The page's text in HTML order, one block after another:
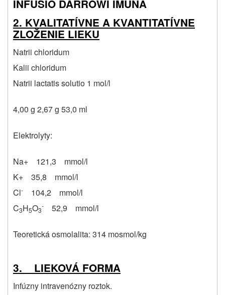
INFUSIO DARROWI IMUNA
2. KVALITATÍVNE A KVANTITATÍVNE
ZLOŽENIE LIEKU
Natrii chloridum
Kalii chloridum
Natrii lactatis solutio 1 mol/l
4,00 g 2,67 g 53,0 ml
Elektrolyty:
Na+ 121,3 mmol/l
K+ 35,8 mmol/l
Cl-
104,2 mmol/l
C3H5O3
- 52,9 mmol/l
Teoretická osmolalita: 314 mosmol/kg
3. LIEKOVÁ FORMA
Infúzny intravenózny roztok.